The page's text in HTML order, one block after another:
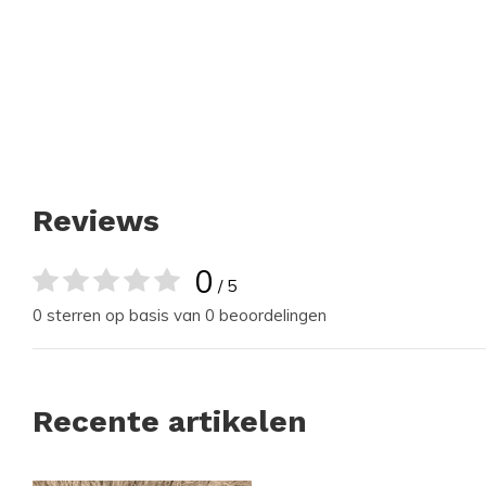
Reviews
0 / 5
0 sterren op basis van 0 beoordelingen
Recente artikelen